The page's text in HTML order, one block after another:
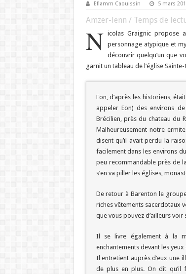
Eflamm Caouissin 5 mars
Amzer-lenn / Temps de
N icolas Graignic propose
personnage atypique et
découvrir quelqu’un que
garnit un tableau de l’église
Eon, d’après les historiens,
appeler Eon) des environs
Brécilien, près du chateau du
Malheureusement notre
disent qu’il avait perdu la
facilement dans les environs
peu recommandable près de
s’en va piller les églises,
De retour à Barenton le
riches vêtements sacerdotaux
que vous pouvez d’ailleurs
Il se livre également à la
enchantements devant les
Il entretient auprès d’eux une
de plus en plus. On dit qu’il